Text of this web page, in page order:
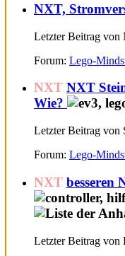
NXT,
Letzter Beitrag von
Forum: Lego-
NXT NXT
Wie?
Letzter Beitrag von
Forum: Lego-
NXT besseren
Letzter Beitrag von